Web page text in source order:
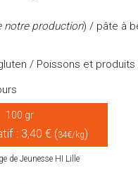
notre production) / pâte à
/ Poissons et produits
100 gr
: 3,40 € (34€/kg)
de Jeunesse HI Lille